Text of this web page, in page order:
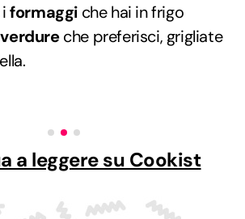
formaggi che hai in frigo
verdureche preferisci, grigliate
a leggere su Cookist